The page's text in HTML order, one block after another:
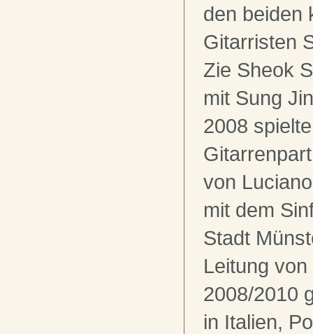
den beiden
Gitarristen
Zie Sheok
mit Sung
2008
von
mit dem
Stadt
Leitung
2008/2010
in Italien,